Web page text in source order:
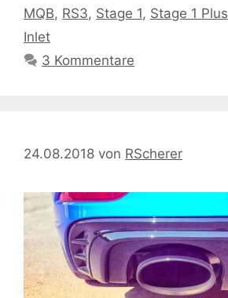
MQB, RS3, Stage 1, Stage 1 Plus
Inlet
3 Kommentare
24.08.2018 von RScherer